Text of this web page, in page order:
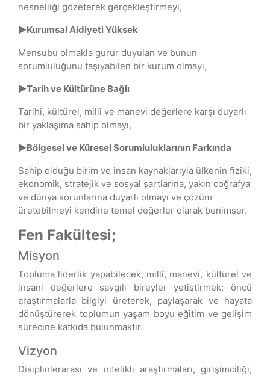
nesnelliği gözeterek gerçekleştirmeyi,
►Kurumsal Aidiyeti Yüksek
Mensubu olmakla gurur duyulan ve bunun
sorumluluğunu taşıyabilen bir kurum olmayı,
►Tarih ve Kültürüne Bağlı
Tarihî, kültürel, millî ve manevi değerlere karşı duyarlı
bir yaklaşıma sahip olmayı,
►Bölgesel ve Küresel Sorumluluklarının Farkında
Sahip olduğu birim ve insan kaynaklarıyla ülkenin fiziki,
ekonomik, stratejik ve sosyal şartlarına, yakın coğrafya
ve dünya sorunlarına duyarlı olmayı ve çözüm
üretebilmeyi kendine temel değerler olarak benimser.
Fen Fakültesi;
Misyon
Topluma liderlik yapabilecek, millî, manevi, kültürel ve
insani değerlere saygılı bireyler yetiştirmek; öncü
araştırmalarla bilgiyi üreterek, paylaşarak ve hayata
dönüştürerek toplumun yaşam boyu eğitim ve gelişim
sürecine katkıda bulunmaktır.
Vizyon
Disiplinlerarası ve nitelikli araştırmaları, girişimciliği,